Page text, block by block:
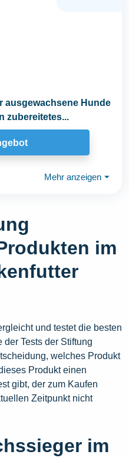
ausgewachsene Hunde
zubereitetes...
Mehr anzeigen ⏷
im
und testet die besten
der Tests der Stiftung
welches Produkt
Produkt einen
gibt, der zum Kaufen
Zeitpunkt nicht
im